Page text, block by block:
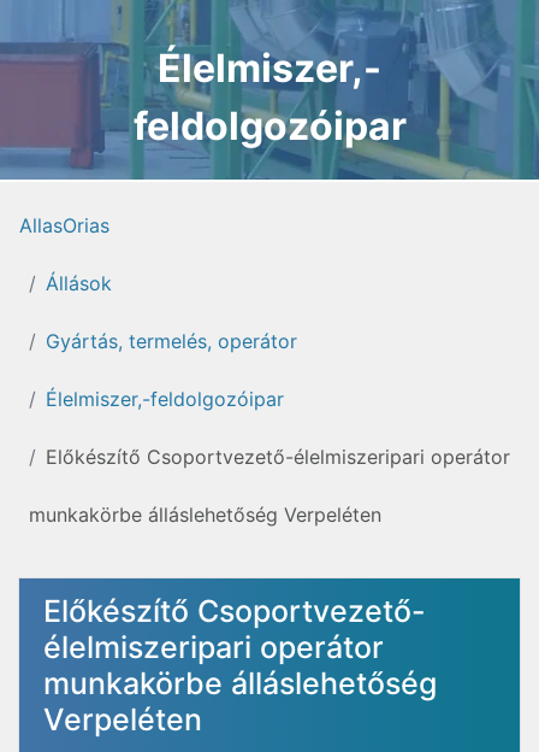
Élelmiszer,-
feldolgozóipar
AllasOrias
Állások
Gyártás, termelés, operátor
Élelmiszer,-feldolgozóipar
Előkészítő Csoportvezető-élelmiszeripari operátor
munkakörbe álláslehetőség Verpeléten
Előkészítő Csoportvezető-
élelmiszeripari operátor
munkakörbe álláslehetőség
Verpeléten